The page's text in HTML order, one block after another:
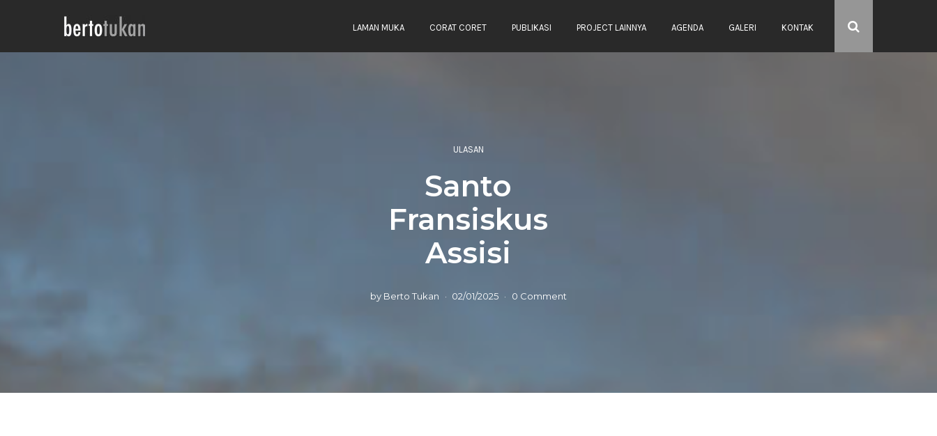
LAMAN MUKA CORAT CORET PUBLIKASI PROJECT LAINNYA AGENDA GALERI KONTAK
ULASAN
Santo
Fransiskus
Assisi
by Berto Tukan 02/01/2025 0 Comment